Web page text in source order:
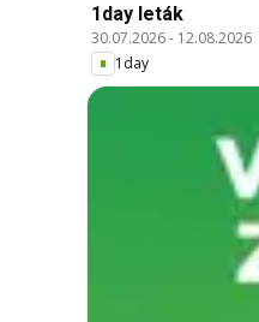
1day leták
30.07.2026- 12.08.2026
1day